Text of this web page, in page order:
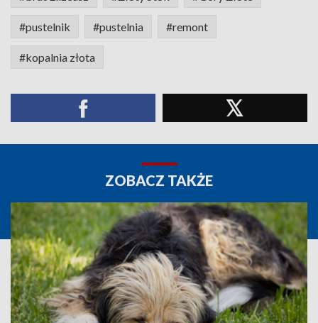
#pustelnik #pustelnia #remont
#kopalnia złota
ZOBACZ TAKŻE